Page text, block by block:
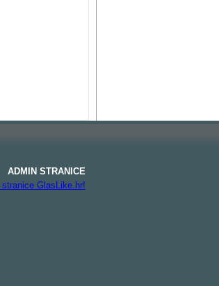
ADMIN STRANICE